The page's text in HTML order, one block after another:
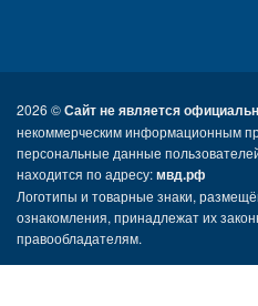
2026 ©Сайт не является
некоммерческим информационным
персональные данные
находится по адресу:мвд.рф
Логотипы и товарные знаки,
ознакомления, принадлежат их
правообладателям.